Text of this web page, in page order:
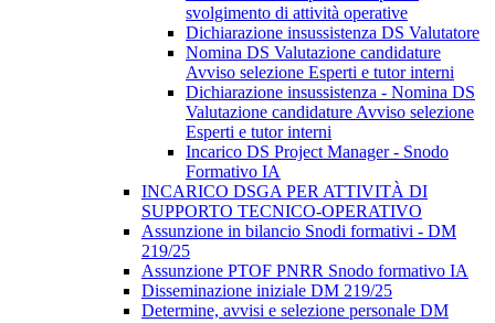
svolgimento di attività operative
Dichiarazione insussistenza DS Valutatore
Nomina DS Valutazione candidature
Avviso selezione Esperti e tutor interni
Dichiarazione insussistenza - Nomina DS
Valutazione candidature Avviso selezione
Esperti e tutor interni
Incarico DS Project Manager - Snodo
Formativo IA
INCARICO DSGA PER ATTIVITÀ DI
SUPPORTO TECNICO-OPERATIVO
Assunzione in bilancio Snodi formativi - DM
219/25
Assunzione PTOF PNRR Snodo formativo IA
Disseminazione iniziale DM 219/25
Determine, avvisi e selezione personale DM